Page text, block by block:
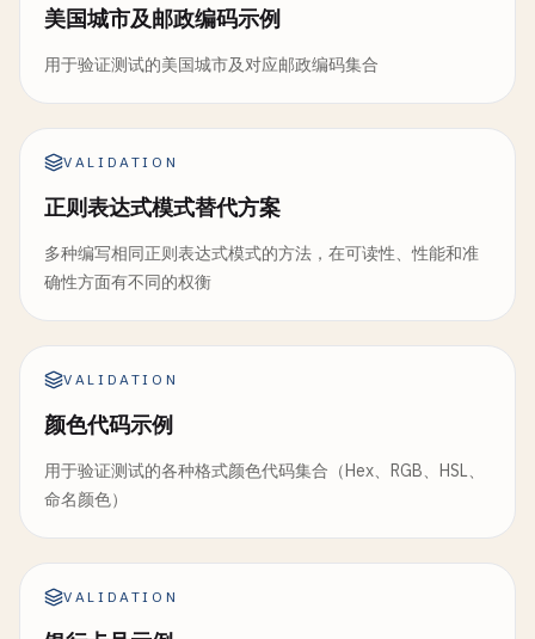
美国城市及邮政编码示例
用于验证测试的美国城市及对应邮政编码集合
VALIDATION
正则表达式模式替代方案
多种编写相同正则表达式模式的方法，在可读性、性能和准
确性方面有不同的权衡
VALIDATION
颜色代码示例
用于验证测试的各种格式颜色代码集合（Hex、RGB、HSL、
命名颜色）
VALIDATION